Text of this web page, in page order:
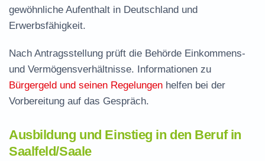
gewöhnliche Aufenthalt in Deutschland und
Erwerbsfähigkeit.
Nach Antragsstellung prüft die Behörde Einkommens-
und Vermögensverhältnisse. Informationen zu
Bürgergeld und seinen Regelungen helfen bei der
Vorbereitung auf das Gespräch.
Ausbildung und Einstieg in den Beruf in
Saalfeld/Saale